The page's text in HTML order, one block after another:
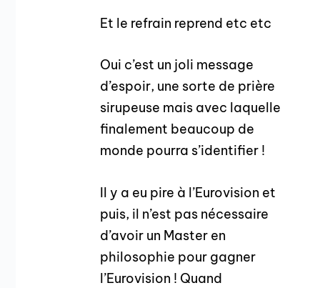
Et le refrain reprend etc etc
Oui c’est un joli message
d’espoir, une sorte de prière
sirupeuse mais avec laquelle
finalement beaucoup de
monde pourra s’identifier !
Il y a eu pire à l’Eurovision et
puis, il n’est pas nécessaire
d’avoir un Master en
philosophie pour gagner
l’Eurovision ! Quand